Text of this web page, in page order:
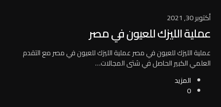
أكتوبر 30, 2021
عملية الليزك للعيون في مصر
عملية الليزك للعيون في مصر عملية الليزك للعيون في مصر مع التقدم
العلمي الكبير الحاصل في شتى المجالات…
المزيد
0